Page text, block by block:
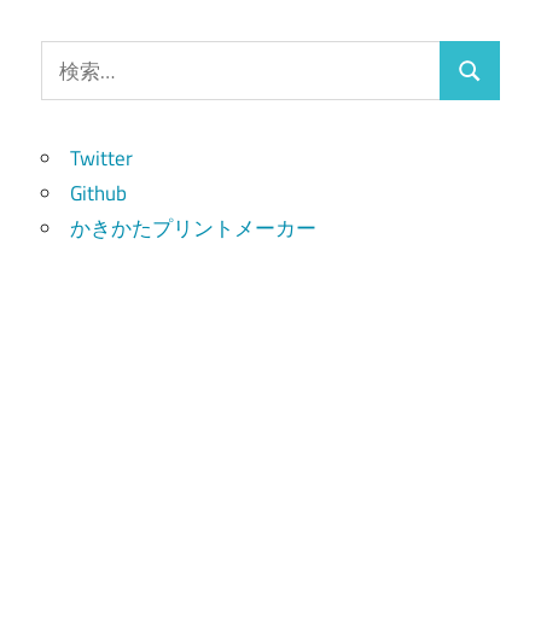
索:
検
Twitter
Github
かきかたプリントメーカー